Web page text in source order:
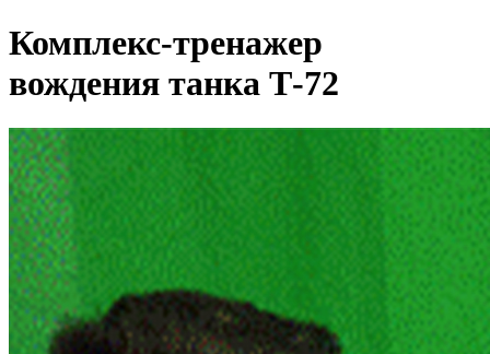
Комплекс-тренажер
вождения танка Т-72